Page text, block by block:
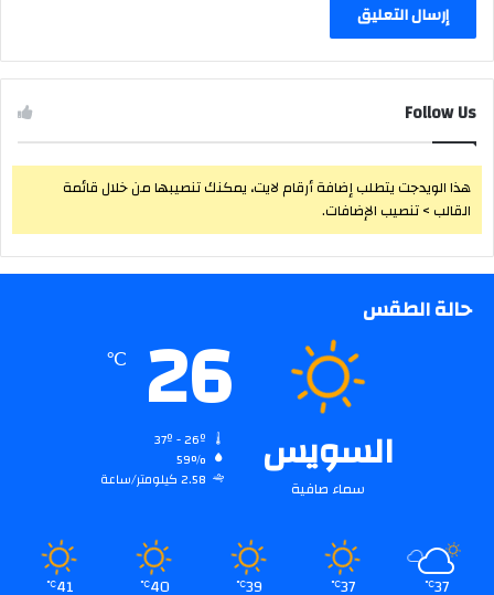
Follow Us
هذا الويدجت يتطلب إضافة أرقام لايت، يمكنك تنصيبها من خلال قائمة
القالب > تنصيب الإضافات.
حالة الطقس
السويس
سماء صافية
26
℃
59%
2.58 كيلومتر/ساعة
37
℃
37
℃
39
℃
40
℃
41
℃